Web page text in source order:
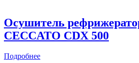
Осушитель
CECCATO CDX 500
Подробнее